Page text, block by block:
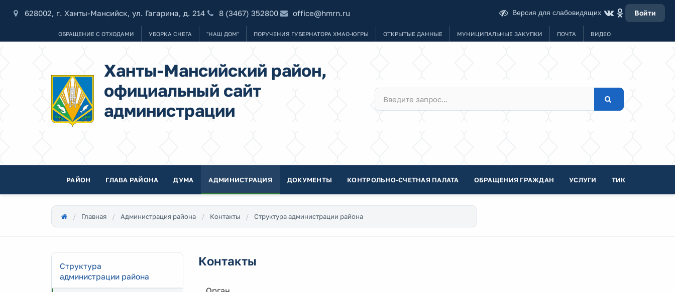
628002, г. Ханты-Мансийск, ул. Гагарина, д. 214 8 (3467) 352800 office@hmrn.ru Версия для слабовидящих Войти
ОБРАЩЕНИЕ С ОТХОДАМИ УБОРКА СНЕГА "НАШ ДОМ" ПОРУЧЕНИЯ ГУБЕРНАТОРА ХМАО-ЮГРЫ ОТКРЫТЫЕ ДАННЫЕ МУНИЦИПАЛЬНЫЕ ЗАКУПКИ ПОЧТА ВИДЕО
Ханты-Мансийский район,
официальный сайт
администрации
РАЙОН ГЛАВА РАЙОНА ДУМА АДМИНИСТРАЦИЯ ДОКУМЕНТЫ КОНТРОЛЬНО-СЧЕТНАЯ ПАЛАТА ОБРАЩЕНИЯ ГРАЖДАН УСЛУГИ ТИК
Главная Администрация района Контакты Структура администрации района
Структура
администрации района
Контакты